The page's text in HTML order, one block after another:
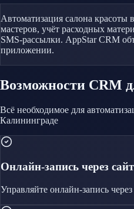
Автоматизация салона красоты
мастеров, учёт расходных
SMS-рассылки. AppStar CRM
приложении.
Возможности CRM
Всё необходимое для
Калининграде
Онлайн-запись через сайт
Управляйте онлайн-запись через